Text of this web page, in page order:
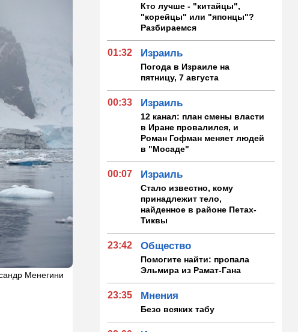
Менегини
Кто лучше - "китайцы",
"корейцы" или "японцы"?
Разбираемся
01:32 Израиль
Погода в Израиле на
пятницу, 7 августа
00:33 Израиль
12 канал: план смены власти
в Иране провалился, и
Роман Гофман меняет людей
в "Мосаде"
00:07 Израиль
Стало известно, кому
принадлежит тело,
найденное в районе Петах-
Тиквы
23:42 Общество
Помогите найти: пропала
Эльмира из Рамат-Гана
23:35 Мнения
Безо всяких табу